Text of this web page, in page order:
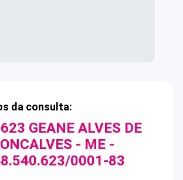
da consulta:
GEANE ALVES DE
- ME -
0001-83